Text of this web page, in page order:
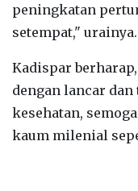
peningkatan
setempat," urainya.
Kadispar
dengan lancar
kesehatan,
kaum milenial